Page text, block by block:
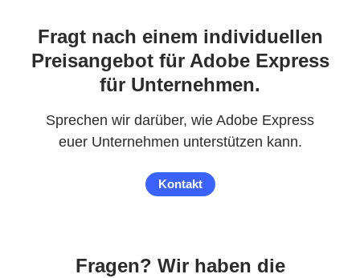
Fragt nach einem individuellen
Preisangebot für Adobe Express
für Unternehmen.
Sprechen wir darüber, wie Adobe Express
euer Unternehmen unterstützen kann.
Kontakt
Fragen? Wir haben die